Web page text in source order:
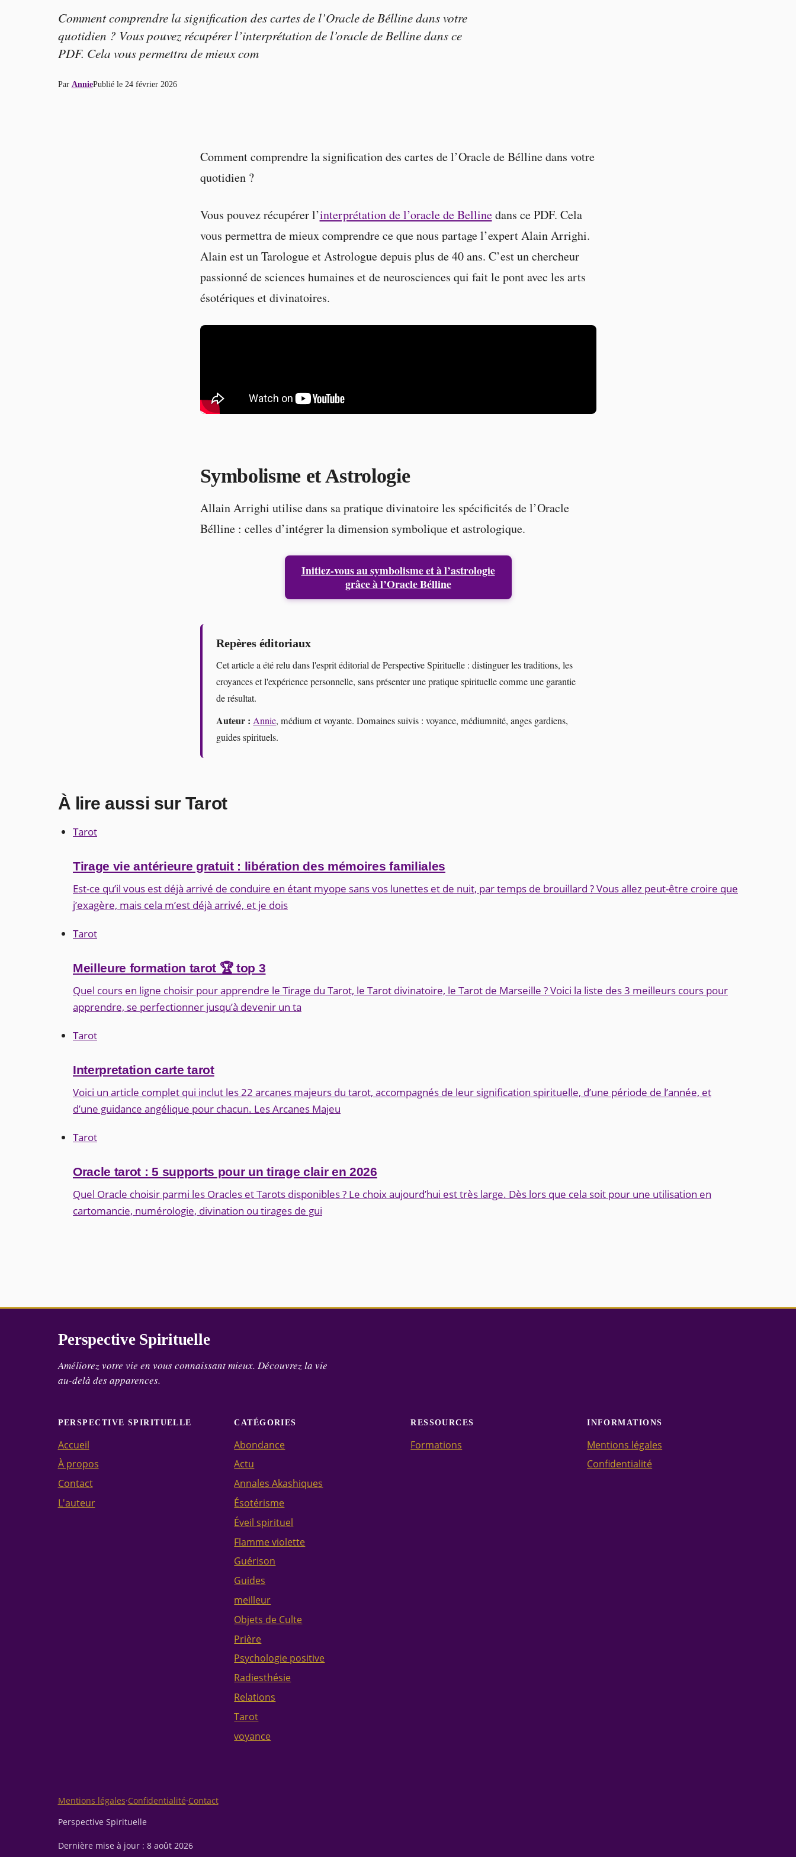
Comment comprendre la signification des cartes de l’Oracle de Bélline dans votre
quotidien ? Vous pouvez récupérer l’interprétation de l’oracle de Belline dans ce
PDF. Cela vous permettra de mieux com
Par AnniePublié le 24 février 2026
Comment comprendre la signification des cartes de l’Oracle de Bélline dans votre
quotidien ?
Vous pouvez récupérer l’interprétation de l’oracle de Bellinedans ce PDF. Cela
vous permettra de mieux comprendre ce que nous partage l’expert Alain Arrighi.
Alain est un Tarologue et Astrologue depuis plus de 40 ans. C’est un chercheur
passionné de sciences humaines et de neurosciences qui fait le pont avec les arts
ésotériques et divinatoires.
Symbolisme et Astrologie
Allain Arrighi utilise dans sa pratique divinatoire les spécificités de l’Oracle
Bélline : celles d’intégrer la dimension symbolique et astrologique.
Initiez-vous au symbolisme et à l’astrologie
grâce à l’Oracle Bélline
Repères éditoriaux
Cet article a été relu dans l'esprit éditorial de Perspective Spirituelle : distinguer les traditions, les
croyances et l'expérience personnelle, sans présenter une pratique spirituelle comme une garantie
de résultat.
Auteur : Annie, médium et voyante. Domaines suivis : voyance, médiumnité, anges gardiens,
guides spirituels.
À lire aussi sur Tarot
Tarot
Tirage vie antérieure gratuit : libération des mémoires familiales
Est-ce qu’il vous est déjà arrivé de conduire en étant myope sans vos lunettes et de nuit, par temps de brouillard ? Vous allez peut-être croire que
j’exagère, mais cela m’est déjà arrivé, et je dois
Tarot
Meilleure formation tarot 🏆 top 3
Quel cours en ligne choisir pour apprendre le Tirage du Tarot, le Tarot divinatoire, le Tarot de Marseille ? Voici la liste des 3 meilleurs cours pour
apprendre, se perfectionner jusqu’à devenir un ta
Tarot
Interpretation carte tarot
Voici un article complet qui inclut les 22 arcanes majeurs du tarot, accompagnés de leur signification spirituelle, d’une période de l’année, et
d’une guidance angélique pour chacun. Les Arcanes Majeu
Tarot
Oracle tarot : 5 supports pour un tirage clair en 2026
Quel Oracle choisir parmi les Oracles et Tarots disponibles ? Le choix aujourd’hui est très large. Dès lors que cela soit pour une utilisation en
cartomancie, numérologie, divination ou tirages de gui
Perspective Spirituelle
Améliorez votre vie en vous connaissant mieux. Découvrez la vie
au-delà des apparences.
PERSPECTIVE SPIRITUELLE
Accueil
À propos
Contact
L'auteur
CATÉGORIES
Abondance
Actu
Annales Akashiques
Ésotérisme
Éveil spirituel
Flamme violette
Guérison
Guides
meilleur
Objets de Culte
Prière
Psychologie positive
Radiesthésie
Relations
Tarot
voyance
RESSOURCES
Formations
INFORMATIONS
Mentions légales
Confidentialité
Mentions légales·Confidentialité·Contact
Perspective Spirituelle
Dernière mise à jour : 8 août 2026